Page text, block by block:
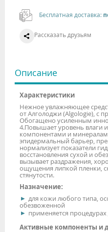
Бесплатная доставка:
Рассказать друзьям
Описание
Характеристики
Нежное увлажняющее
от Алголоджи (Algologie), с
Обогащено усиленным
4.Повышает уровень влаги
компонентами и
эпидермальный барьер,
нормализует показатели
восстановления сухой и
вызывает раздражения,
ощущения липкой пленки,
стянутости.
Назначение:
для кожи любого типа,
обезвоженной
применяется
Активные компоненты и